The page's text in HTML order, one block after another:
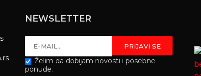
NEWSLETTER
Želim da dobijam novosti i posebne
ponude.